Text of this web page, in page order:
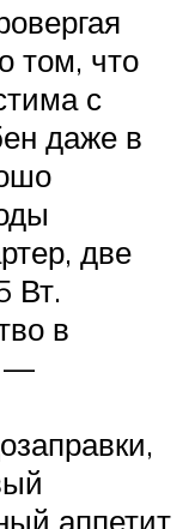
том, что
с
даже в
две
Вт.
в
—
аппетит